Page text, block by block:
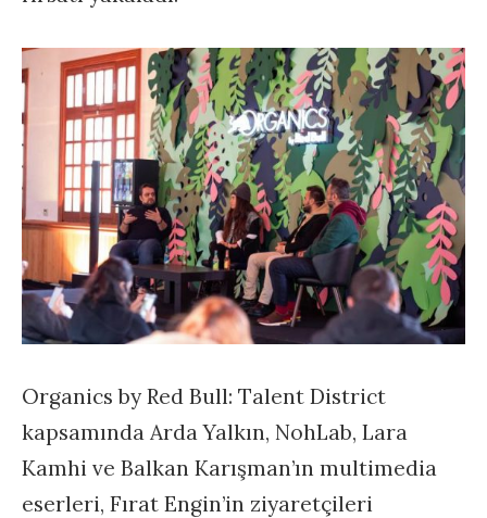
Organics by Red Bull: Talent District
kapsamında Arda Yalkın, NohLab, Lara
Kamhi ve Balkan Karışman’ın multimedia
eserleri, Fırat Engin’in ziyaretçileri